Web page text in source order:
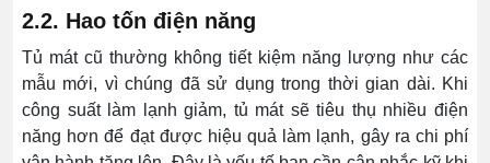
2.2. Hao tốn điện năng
Tủ mát cũ thường không tiết kiệm năng lượng như các
mẫu mới, vì chúng đã sử dụng trong thời gian dài. Khi
công suất làm lạnh giảm, tủ mát sẽ tiêu thụ nhiều điện
năng hơn để đạt được hiệu quả làm lạnh, gây ra chi phí